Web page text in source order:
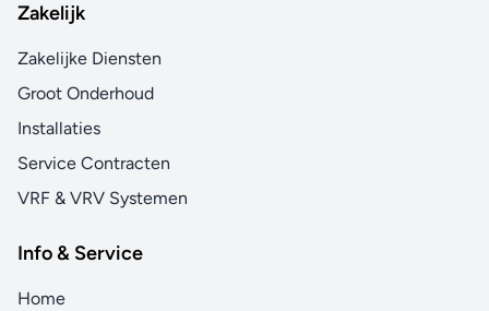
Zakelijk
Zakelijke Diensten
Groot Onderhoud
Installaties
Service Contracten
VRF & VRV Systemen
Info & Service
Home